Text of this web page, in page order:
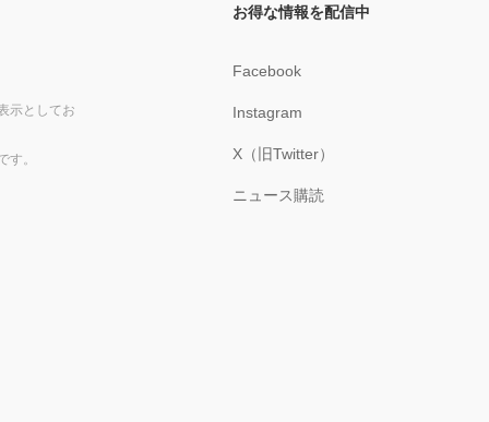
示としてお
す。
お得な情報を配信中
Facebook
Instagram
X（旧Twitter）
ニュース購読